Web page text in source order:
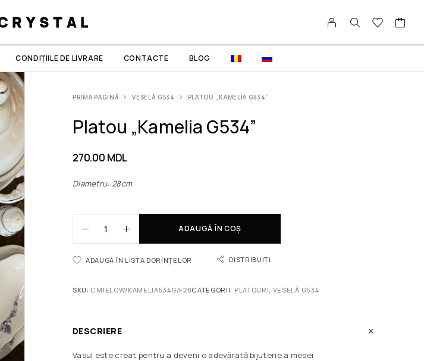
CONDIȚIILE DE LIVRARE CONTACTE BLOG
PRIMA PAGINĂ VESELĂ G534 PLATOU „KAMELIA G534”
Platou „Kamelia G534”
270.00 MDL
Diametru: 28cm
ADAUGĂ ÎN COȘ
ADAUGĂ ÎN LISTA DORINȚELOR DISTRIBUIȚI
SKU: CMIELOW/KAMELIA534G/F28CATEGORII: PLATOURI, VESELĂ G534
DESCRIERE
Vasul este creat pentru a deveni o adevărată bijuterie a mesei